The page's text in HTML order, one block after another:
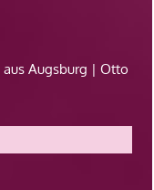
aus Augsburg | Otto